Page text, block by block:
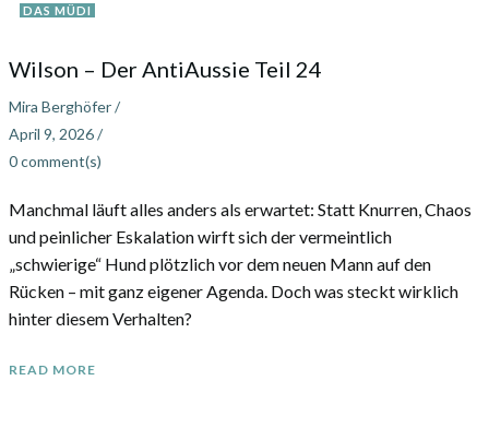
DAS MÜDI
Wilson – Der AntiAussie Teil 24
Mira Berghöfer/
April 9, 2026/
0comment(s)
Manchmal läuft alles anders als erwartet: Statt Knurren, Chaos
und peinlicher Eskalation wirft sich der vermeintlich
„schwierige“ Hund plötzlich vor dem neuen Mann auf den
Rücken – mit ganz eigener Agenda. Doch was steckt wirklich
hinter diesem Verhalten?
READ MORE